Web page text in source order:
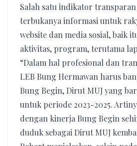
Salah satu indikator
terbukanya informasi untuk
website dan media sosial, baik
aktivitas, program, terutama
“Dalam hal profesional dan
LEB Bung Hermawan harus
Bung Begin, Dirut MUJ yang
untuk periode 2023-2025.
dengan kinerja Bung Begin
duduk sebagai Dirut MUJ